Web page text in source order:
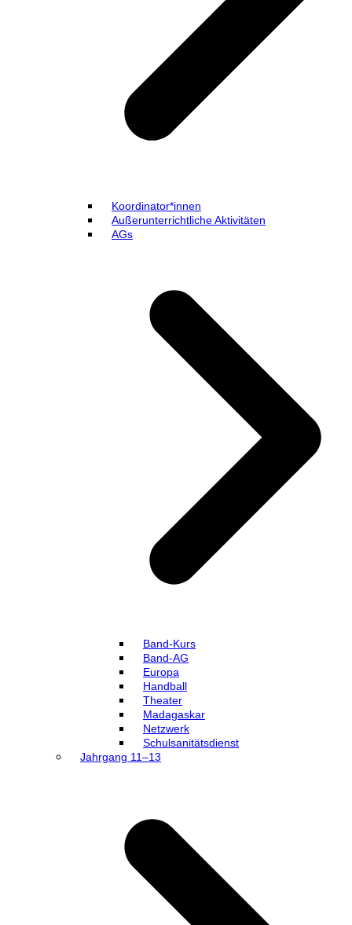
Koordinator*innen
Außerunterrichtliche Aktivitäten
AGs
Band-Kurs
Band-AG
Europa
Handball
Theater
Madagaskar
Netzwerk
Schulsanitätsdienst
Jahrgang 11–13